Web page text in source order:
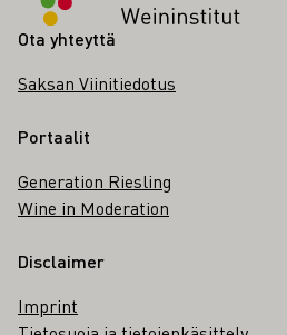
Ota yhteyttä
Saksan Viinitiedotus
Portaalit
Generation Riesling
Wine in Moderation
Disclaimer
Imprint